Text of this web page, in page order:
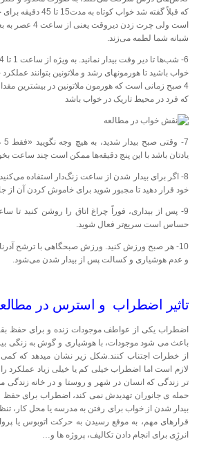
که قبلاً گفته شد خواب
است ولی چرت زدن
شبانه شما لطمه می‌زند.
4 صبح زمانی است که هورمون ملاتونین در بیشترین
که فرد در محیط تاریک در خواب باشد
یادتان باشد با این پنج دقیقه‌ها ممکن است چند ساعت
8- اگر برای بیدار شدن از ساعت زنگ‌دار استفاده
خود قرار دهید تا مجبور شوید برای خاموش کردن آن از
9- پس از بیداری، فوراً چراغ اتاق را روشن کنید تا
حساس است سریع‌تر فعال شوید.
10- هر صبح ورزش کنید. ورزش صبحگاهی با ترشح
و عدم هوشیاری و کسالت پس از بیدار شدن می‌شود.
تاثیر اضطراب و استرس در
اضطراب یکی از عواطف موجودات زنده و برای حفظ
باعث می شود موجودات، با هوشیاری و گوش به زنگی
از خطرات اجتناب کنند.شکل زیر نشان میدهد که
لازم است اما اضطراب خیلی کم یا خیلی زیاد عملکرد
تر زندگی که انسان در شهر و روستا و در خانه
حمله ی جانوران تهدیدش نمی کند، اضطراب برای حفظ
بیدار شدن از خواب برای رفتن به مدرسه یا محل کار،
قرارهای مهم، به موقع رسیدن به حرکت اتوبوس یا
انرژِی برای انجام دادن تکالیف، پروژه ها و…